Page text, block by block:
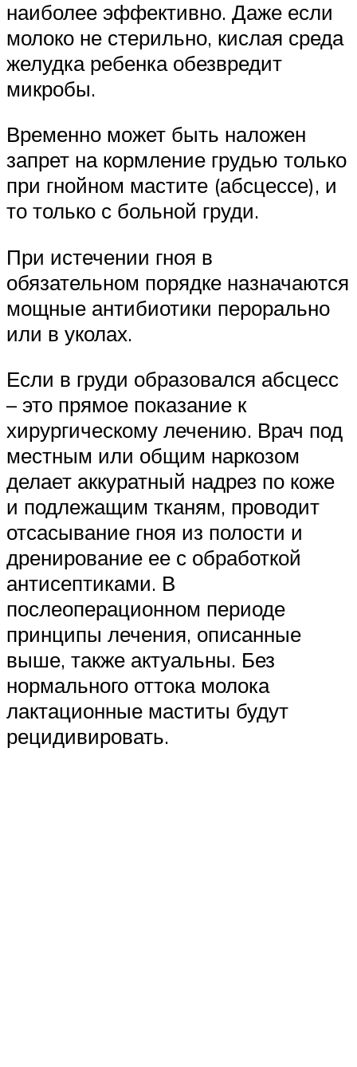
наиболее эффективно. Даже если
молоко не стерильно, кислая среда
желудка ребенка обезвредит
микробы.
Временно может быть наложен
запрет на кормление грудью только
при гнойном мастите (абсцессе), и
то только с больной груди.
При истечении гноя в
обязательном порядке назначаются
мощные антибиотики перорально
или в уколах.
Если в груди образовался абсцесс
– это прямое показание к
хирургическому лечению. Врач под
местным или общим наркозом
делает аккуратный надрез по коже
и подлежащим тканям, проводит
отсасывание гноя из полости и
дренирование ее с обработкой
антисептиками. В
послеоперационном периоде
принципы лечения, описанные
выше, также актуальны. Без
нормального оттока молока
лактационные маститы будут
рецидивировать.